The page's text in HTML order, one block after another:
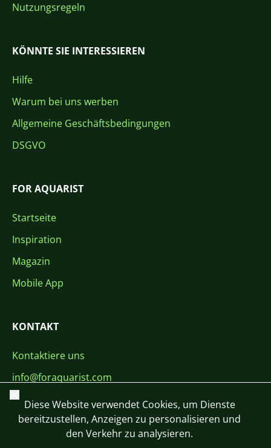
Nutzungsregeln
KÖNNTE SIE INTERESSIEREN
Hilfe
Warum bei uns werben
Allgemeine Geschäftsbedingungen
DSGVO
FOR AQUARIST
Startseite
Inspiration
Magazin
Mobile App
KONTAKT
Kontaktiere uns
info@foraquarist.com
+420 603 449 602
Schließen
Diese Website verwendet Cookies, um Dienste
bereitzustellen, Anzeigen zu personalisieren und
den Verkehr zu analysieren.